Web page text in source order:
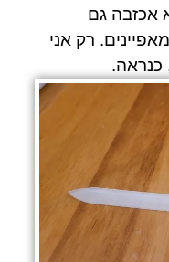
אכזבה גם
רק אני
כנראה.